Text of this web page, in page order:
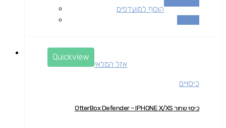
הוסף למועדפים
Quickview
אזל המלאי
כיסויים
כיסוי שחור OtterBox Defender – IPHONE X/XS